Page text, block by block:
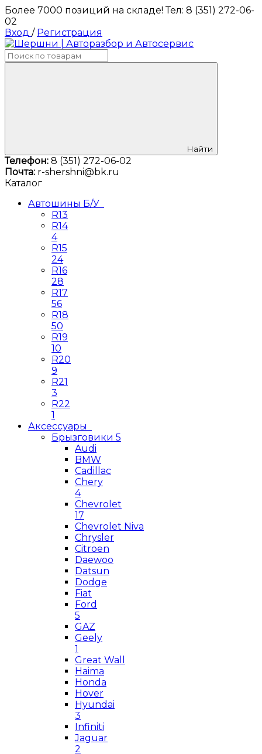
Более 7000 позиций на складе! Тел: 8 (351) 272-06-
02
Вход / Регистрация
Найти
Телефон: 8 (351) 272-06-02
Почта: r-shershni@bk.ru
Каталог
Автошины Б/У
R13
R14
4
R15
24
R16
28
R17
56
R18
50
R19
10
R20
9
R21
3
R22
1
Аксессуары
Брызговики 5
Audi
BMW
Cadillac
Chery
4
Chevrolet
17
Chevrolet Niva
Chrysler
Citroen
Daewoo
Datsun
Dodge
Fiat
Ford
5
GAZ
Geely
1
Great Wall
Haima
Honda
Hover
Hyundai
3
Infiniti
Jaguar
2